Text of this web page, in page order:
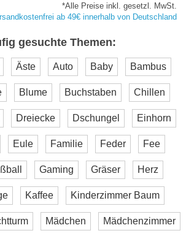
*Alle Preise inkl. gesetzl. MwSt.
ab 49€ innerhalb von Deutschland
gesuchte Themen:
Äste Auto Baby Bambus
Blume Buchstaben Chillen
Dreiecke Dschungel Einhorn
Eule Familie Feder Fee
Gaming Gräser Herz
Kaffee Kinderzimmer Baum
Mädchen Mädchenzimmer